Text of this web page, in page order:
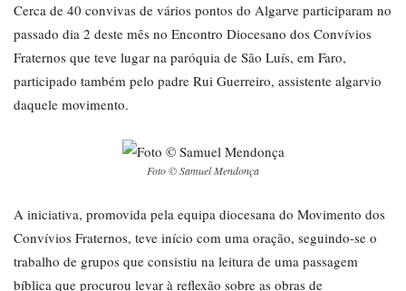
Cerca de 40 convivas de vários pontos do Algarve participaram no
passado dia 2 deste mês no Encontro Diocesano dos Convívios
Fraternos que teve lugar na paróquia de São Luís, em Faro,
participado também pelo padre Rui Guerreiro, assistente algarvio
daquele movimento.
Foto © Samuel Mendonça
A iniciativa, promovida pela equipa diocesana do Movimento dos
Convívios Fraternos, teve início com uma oração, seguindo-se o
trabalho de grupos que consistiu na leitura de uma passagem
bíblica que procurou levar à reflexão sobre as obras de